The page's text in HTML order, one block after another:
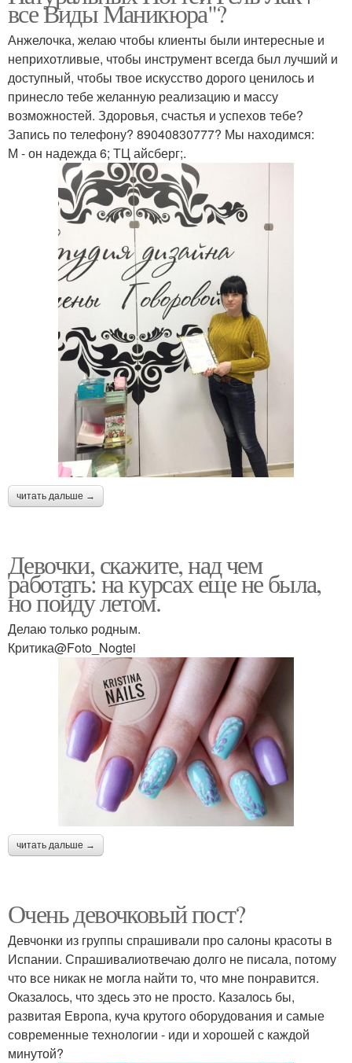
все Виды Маникюра"?
Анжелочка, желаю чтобы клиенты были интересные и
неприхотливые, чтобы инструмент всегда был лучший и
доступный, чтобы твое искусство дорого ценилось и
принесло тебе желанную реализацию и массу
возможностей. Здоровья, счастья и успехов тебе?
Запись по телефону? 89040830777? Мы находимся:
М - он надежда 6; ТЦ айсберг;.
читать дальше →
Девочки, скажите, над чем
работать: на курсах еще не была,
но пойду летом.
Делаю только родным.
Критика@Foto_Nogtei
читать дальше →
Очень девочковый пост?
Девчонки из группы спрашивали про салоны красоты в
Испании. Спрашивалиотвечаю долго не писала, потому
что все никак не могла найти то, что мне понравится.
Оказалось, что здесь это не просто. Казалось бы,
развитая Европа, куча крутого оборудования и самые
современные технологии - иди и хорошей с каждой
минутой?